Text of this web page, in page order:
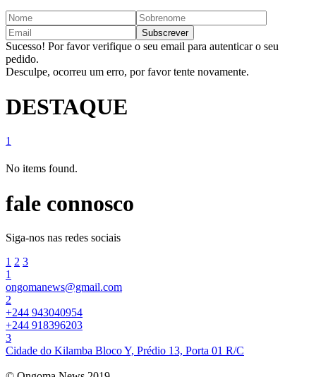
Sucesso! Por favor verifique o seu email para autenticar o seu
pedido.
Desculpe, ocorreu um erro, por favor tente novamente.
DESTAQUE
1
No items found.
fale connosco
Siga-nos nas redes sociais
1 2 3
1
ongomanews@gmail.com
2
+244 943040954
+244 918396203
3
Cidade do Kilamba Bloco Y, Prédio 13, Porta 01 R/C